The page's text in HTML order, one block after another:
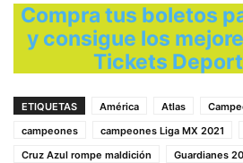
Compra tus boletos
y consigue los
Tickets
ETIQUETAS América Atlas
campeones
campeones Liga MX 2021
Cruz Azul rompe maldición
Guardianes